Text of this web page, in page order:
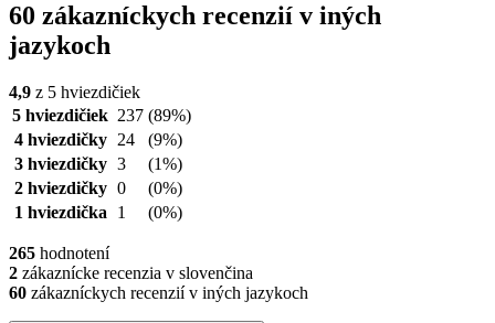
60 zákazníckych recenzií v iných
jazykoch
4,9 z 5 hviezdičiek
5 hviezdičiek 237 (89%)
4 hviezdičky
24
(9%)
3 hviezdičky 3
(1%)
2 hviezdičky 0
(0%)
1 hviezdička
1 (0%)
265 hodnotení
2 zákaznícke recenzia v slovenčina
60 zákazníckych recenzií v iných jazykoch